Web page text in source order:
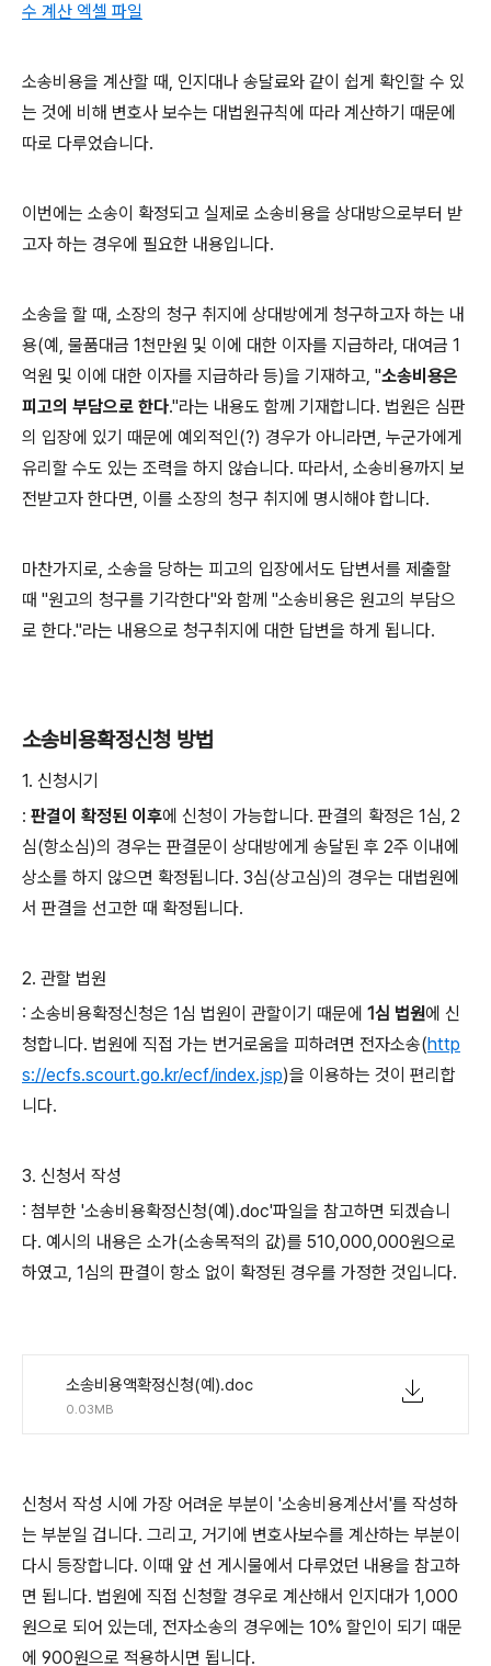
수 계산 엑셀 파일
소송비용을 계산할 때, 인지대나 송달료와 같이 쉽게 확인할 수 있
는 것에 비해 변호사 보수는 대법원규칙에 따라 계산하기 때문에
따로 다루었습니다.
이번에는 소송이 확정되고 실제로 소송비용을 상대방으로부터 받
고자 하는 경우에 필요한 내용입니다.
소송을 할 때, 소장의 청구 취지에 상대방에게 청구하고자 하는 내
용(예, 물품대금 1천만원 및 이에 대한 이자를 지급하라, 대여금 1
억원 및 이에 대한 이자를 지급하라 등)을 기재하고, "소송비용은
피고의 부담으로 한다."라는 내용도 함께 기재합니다. 법원은 심판
의 입장에 있기 때문에 예외적인(?) 경우가 아니라면, 누군가에게
유리할 수도 있는 조력을 하지 않습니다. 따라서, 소송비용까지 보
전받고자 한다면, 이를 소장의 청구 취지에 명시해야 합니다.
마찬가지로, 소송을 당하는 피고의 입장에서도 답변서를 제출할
때 "원고의 청구를 기각한다"와 함께 "소송비용은 원고의 부담으
로 한다."라는 내용으로 청구취지에 대한 답변을 하게 됩니다.
소송비용확정신청 방법
1. 신청시기
: 판결이 확정된 이후에 신청이 가능합니다. 판결의 확정은 1심, 2
심(항소심)의 경우는 판결문이 상대방에게 송달된 후 2주 이내에
상소를 하지 않으면 확정됩니다. 3심(상고심)의 경우는 대법원에
서 판결을 선고한 때 확정됩니다.
2. 관할 법원
: 소송비용확정신청은 1심 법원이 관할이기 때문에 1심 법원에 신
청합니다. 법원에 직접 가는 번거로움을 피하려면 전자소송(http
s://ecfs.scourt.go.kr/ecf/index.jsp)을 이용하는 것이 편리합
니다.
3. 신청서 작성
: 첨부한 '소송비용확정신청(예).doc'파일을 참고하면 되겠습니
다. 예시의 내용은 소가(소송목적의 값)를 510,000,000원으로
하였고, 1심의 판결이 항소 없이 확정된 경우를 가정한 것입니다.
소송비용액확정신청(예).doc
0.03MB
신청서 작성 시에 가장 어려운 부분이 '소송비용계산서'를 작성하
는 부분일 겁니다. 그리고, 거기에 변호사보수를 계산하는 부분이
다시 등장합니다. 이때 앞 선 게시물에서 다루었던 내용을 참고하
면 됩니다. 법원에 직접 신청할 경우로 계산해서 인지대가 1,000
원으로 되어 있는데, 전자소송의 경우에는 10% 할인이 되기 때문
에 900원으로 적용하시면 됩니다.